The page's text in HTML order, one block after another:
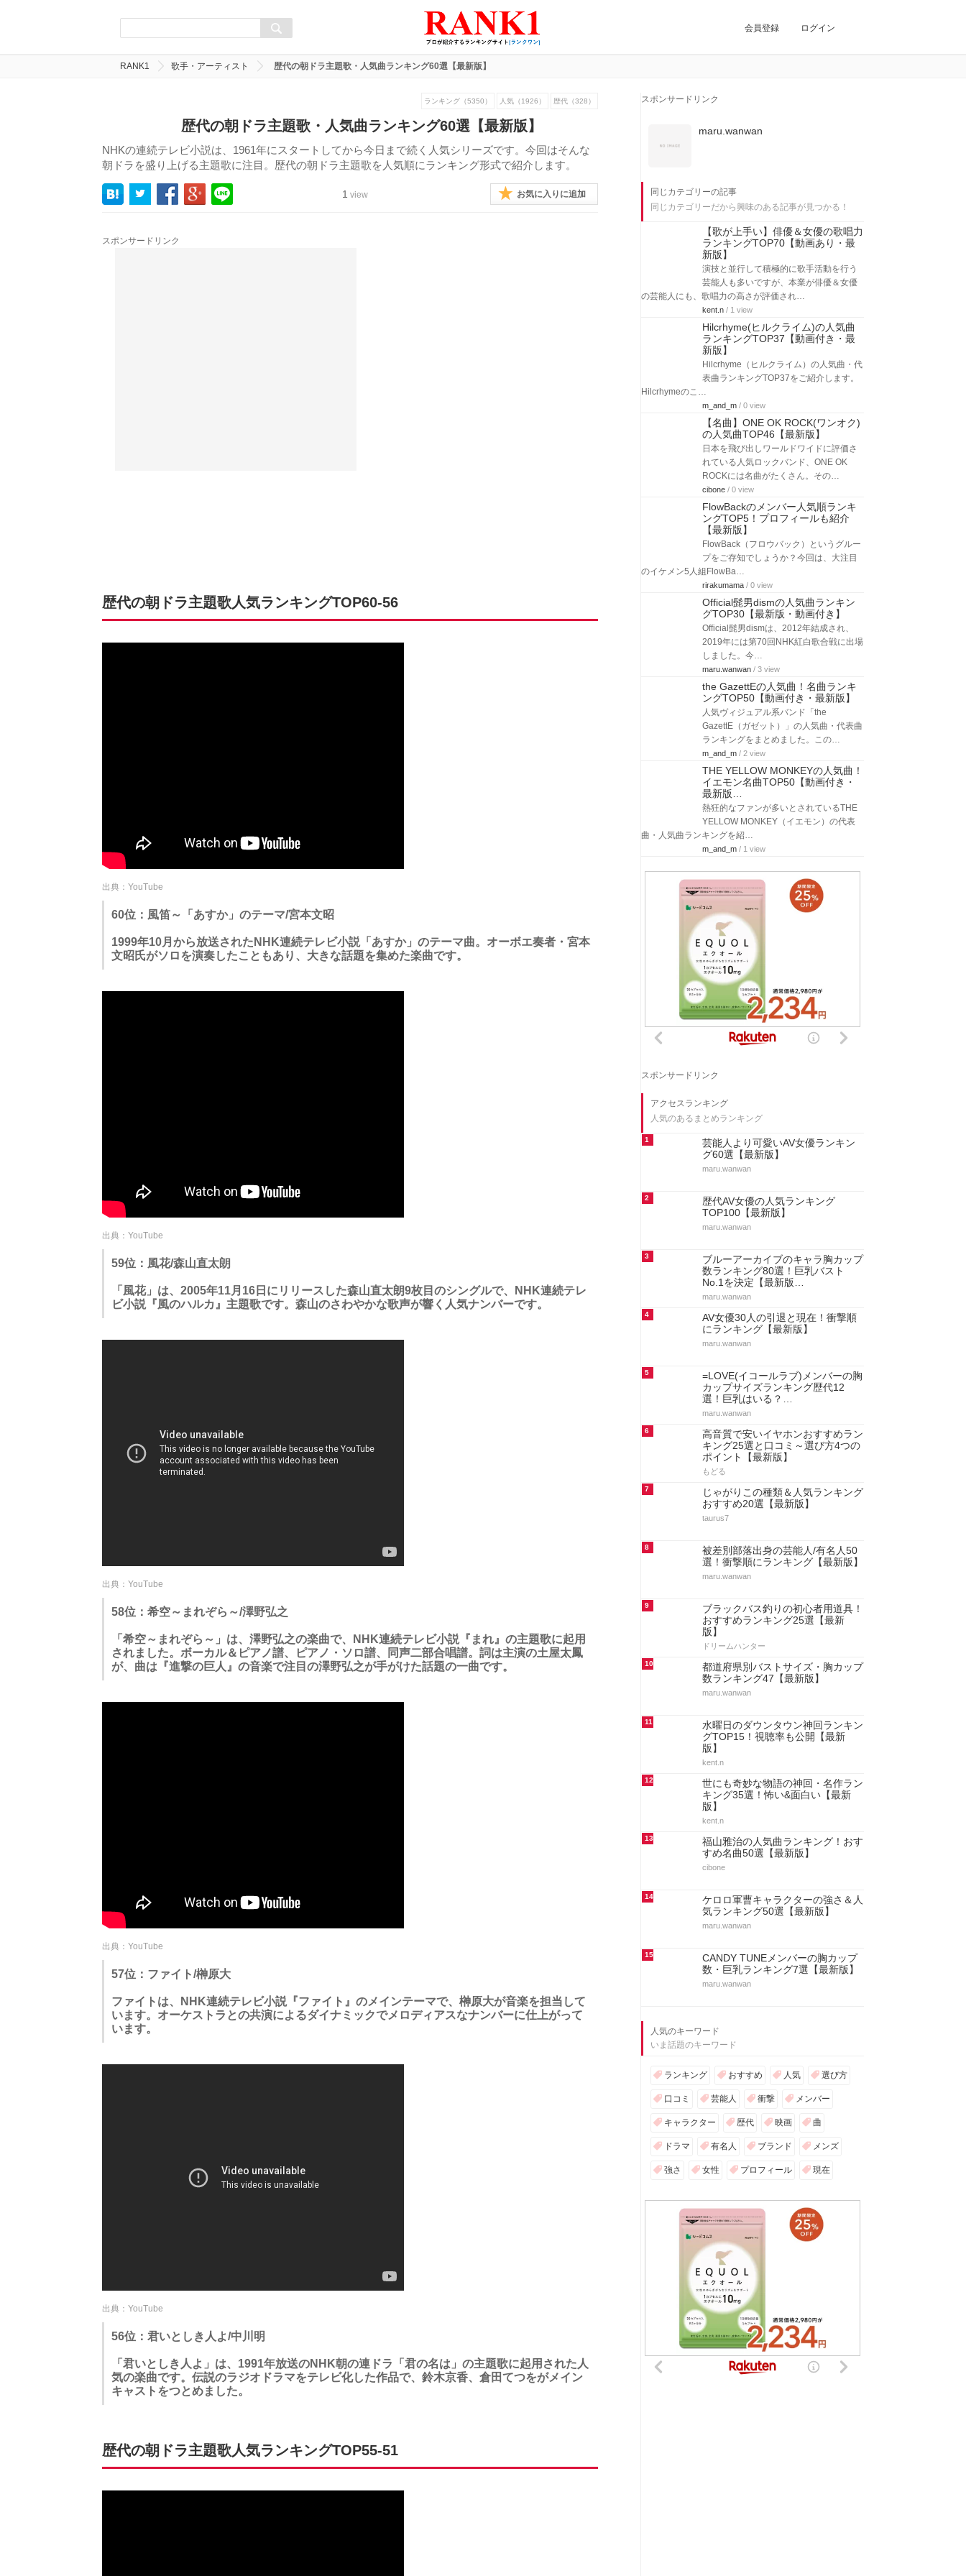
会員登録 ログイン
RANK1 歌手・アーティスト 歴代の朝ドラ主題歌・人気曲ランキング60選【最新版】
ランキング（5350） 人気（1926） 歴代（328）
歴代の朝ドラ主題歌・人気曲ランキング60選【最新版】
NHKの連続テレビ小説は、1961年にスタートしてから今日まで続く人気シリーズです。今回はそんな
朝ドラを盛り上げる主題歌に注目。歴代の朝ドラ主題歌を人気順にランキング形式で紹介します。
1 view お気に入りに追加
スポンサードリンク
歴代の朝ドラ主題歌人気ランキングTOP60-56
出典：YouTube
60位：風笛～「あすか」のテーマ/宮本文昭
1999年10月から放送されたNHK連続テレビ小説「あすか」のテーマ曲。オーボエ奏者・宮本
文昭氏がソロを演奏したこともあり、大きな話題を集めた楽曲です。
出典：YouTube
59位：風花/森山直太朗
「風花」は、2005年11月16日にリリースした森山直太朗9枚目のシングルで、NHK連続テレ
ビ小説『風のハルカ』主題歌です。森山のさわやかな歌声が響く人気ナンバーです。
出典：YouTube
58位：希空～まれぞら～/澤野弘之
「希空～まれぞら～」は、澤野弘之の楽曲で、NHK連続テレビ小説『まれ』の主題歌に起用
されました。ボーカル＆ピアノ譜、ピアノ・ソロ譜、同声二部合唱譜。詞は主演の土屋太鳳
が、曲は『進撃の巨人』の音楽で注目の澤野弘之が手がけた話題の一曲です。
出典：YouTube
57位：ファイト/榊原大
ファイトは、NHK連続テレビ小説『ファイト』のメインテーマで、榊原大が音楽を担当して
います。オーケストラとの共演によるダイナミックでメロディアスなナンバーに仕上がって
います。
出典：YouTube
56位：君いとしき人よ/中川明
「君いとしき人よ」は、1991年放送のNHK朝の連ドラ「君の名は」の主題歌に起用された人
気の楽曲です。伝説のラジオドラマをテレビ化した作品で、鈴木京香、倉田てつをがメイン
キャストをつとめました。
歴代の朝ドラ主題歌人気ランキングTOP55-51
スポンサードリンク
maru.wanwan
同じカテゴリーの記事
同じカテゴリーだから興味のある記事が見つかる！
【歌が上手い】俳優＆女優の歌唱力
ランキングTOP70【動画あり・最
新版】
演技と並行して積極的に歌手活動を行う
芸能人も多いですが、本業が俳優＆女優
の芸能人にも、歌唱力の高さが評価され…
kent.n / 1 view
Hilcrhyme(ヒルクライム)の人気曲
ランキングTOP37【動画付き・最
新版】
Hilcrhyme（ヒルクライム）の人気曲・代
表曲ランキングTOP37をご紹介します。
Hilcrhymeのこ…
m_and_m / 0 view
【名曲】ONE OK ROCK(ワンオク)
の人気曲TOP46【最新版】
日本を飛び出しワールドワイドに評価さ
れている人気ロックバンド、ONE OK
ROCKには名曲がたくさん。その…
cibone / 0 view
FlowBackのメンバー人気順ランキ
ングTOP5！プロフィールも紹介
【最新版】
FlowBack（フロウバック）というグルー
プをご存知でしょうか？今回は、大注目
のイケメン5人組FlowBa…
rirakumama / 0 view
Official髭男dismの人気曲ランキン
グTOP30【最新版・動画付き】
Official髭男dismは、2012年結成され、
2019年には第70回NHK紅白歌合戦に出場
しました。今…
maru.wanwan / 3 view
the GazettEの人気曲！名曲ランキ
ングTOP50【動画付き・最新版】
人気ヴィジュアル系バンド「the
GazettE（ガゼット）」の人気曲・代表曲
ランキングをまとめました。この…
m_and_m / 2 view
THE YELLOW MONKEYの人気曲！
イエモン名曲TOP50【動画付き・
最新版…
熱狂的なファンが多いとされているTHE
YELLOW MONKEY（イエモン）の代表
曲・人気曲ランキングを紹…
m_and_m / 1 view
スポンサードリンク
アクセスランキング
人気のあるまとめランキング
1
芸能人より可愛いAV女優ランキン
グ60選【最新版】
maru.wanwan
2
歴代AV女優の人気ランキング
TOP100【最新版】
maru.wanwan
3
ブルーアーカイブのキャラ胸カップ
数ランキング80選！巨乳バスト
No.1を決定【最新版…
maru.wanwan
4
AV女優30人の引退と現在！衝撃順
にランキング【最新版】
maru.wanwan
5
=LOVE(イコールラブ)メンバーの胸
カップサイズランキング歴代12
選！巨乳はいる？…
maru.wanwan
6
高音質で安いイヤホンおすすめラン
キング25選と口コミ～選び方4つの
ポイント【最新版】
もどる
7
じゃがりこの種類＆人気ランキング
おすすめ20選【最新版】
taurus7
8
被差別部落出身の芸能人/有名人50
選！衝撃順にランキング【最新版】
maru.wanwan
9
ブラックバス釣りの初心者用道具！
おすすめランキング25選【最新
版】
ドリームハンター
10
都道府県別バストサイズ・胸カップ
数ランキング47【最新版】
maru.wanwan
11
水曜日のダウンタウン神回ランキン
グTOP15！視聴率も公開【最新
版】
kent.n
12
世にも奇妙な物語の神回・名作ラン
キング35選！怖い&面白い【最新
版】
kent.n
13
福山雅治の人気曲ランキング！おす
すめ名曲50選【最新版】
cibone
14
ケロロ軍曹キャラクターの強さ＆人
気ランキング50選【最新版】
maru.wanwan
15
CANDY TUNEメンバーの胸カップ
数・巨乳ランキング7選【最新版】
maru.wanwan
人気のキーワード
いま話題のキーワード
ランキング おすすめ 人気 選び方
口コミ 芸能人 衝撃 メンバー
キャラクター 歴代 映画 曲
ドラマ 有名人 ブランド メンズ
強さ 女性 プロフィール 現在